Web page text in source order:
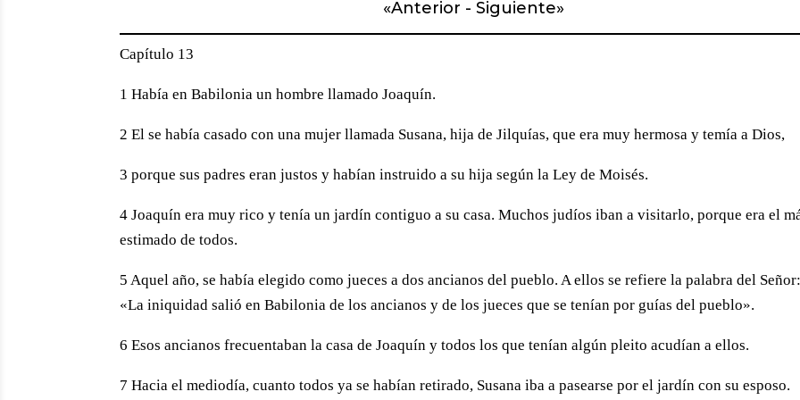
«Anterior - Siguiente»
Capítulo 13
1 Había en Babilonia un hombre llamado Joaquín.
2 El se había casado con una mujer llamada Susana, hija de Jilquías, que era muy hermosa y temía a Dios,
3 porque sus padres eran justos y habían instruido a su hija según la Ley de Moisés.
4 Joaquín era muy rico y tenía un jardín contiguo a su casa. Muchos judíos iban a visitarlo, porque era el
estimado de todos.
5 Aquel año, se había elegido como jueces a dos ancianos del pueblo. A ellos se refiere la palabra del
«La iniquidad salió en Babilonia de los ancianos y de los jueces que se tenían por guías del pueblo».
6 Esos ancianos frecuentaban la casa de Joaquín y todos los que tenían algún pleito acudían a ellos.
7 Hacia el mediodía, cuanto todos ya se habían retirado, Susana iba a pasearse por el jardín con su esposo.